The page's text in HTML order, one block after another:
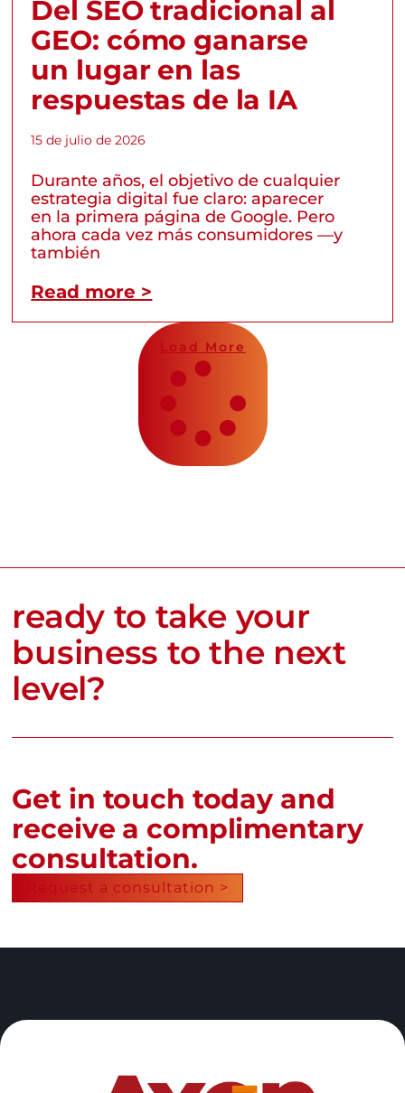
Del SEO tradicional al
GEO: cómo ganarse
un lugar en las
respuestas de la IA
15 de julio de 2026
Durante años, el objetivo de cualquier
estrategia digital fue claro: aparecer
en la primera página de Google. Pero
ahora cada vez más consumidores —y
también
Read more >
Load More
ready to take your
business to the next
level?
Get in touch today and
receive a complimentary
consultation.
Request a consultation >